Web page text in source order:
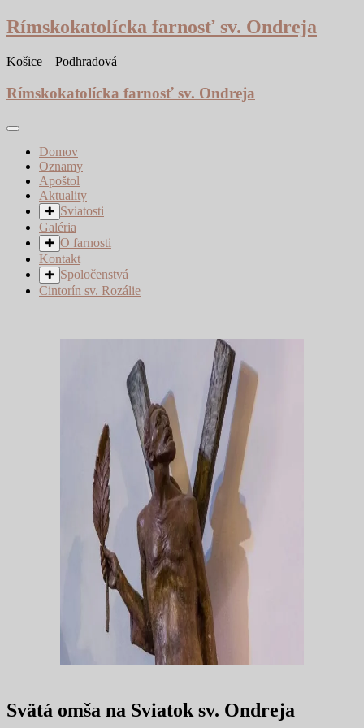
Skip
to
Rímskokatolícka farnosť sv. Ondreja
Košice – Podhradová
Rímskokatolícka farnosť sv. Ondreja
Domov
Oznamy
Apoštol
Aktuality
Sviatosti
Galéria
O farnosti
Kontakt
Spoločenstvá
Cintorín sv. Rozálie
Svätá omša na Sviatok sv. Ondreja